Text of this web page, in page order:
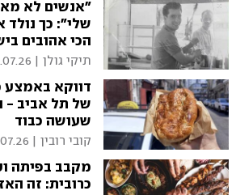
"אנשים לא
שלי": כך נולד
הכי אהובים
תיקי גולן
דווקא באמצע
של תל אביב -
שעושה כבוד
קובי רובין
מקבב בפיתה
כרובית: זה